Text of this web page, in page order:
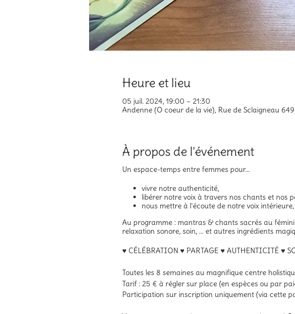
Heure et lieu
05 juil. 2024, 19:00 – 21:30
Andenne (O coeur de la vie), Rue de Sclaigneau
À propos de l'événement
Un espace-temps entre femmes pour...
vivre notre authenticité,
libérer notre voix à travers nos chants et nos
nous mettre à l'écoute de notre voix
Au programme : mantras & chants sacrés au
relaxation sonore, soin, ... et autres ingrédients
♥ CÉLÉBRATION ♥ PARTAGE ♥ AUTHENTICITÉ ♥
Toutes les 8 semaines au magnifique centre
Tarif : 25 € à régler sur place (en espèces ou par
Participation sur inscription uniquement (via cette